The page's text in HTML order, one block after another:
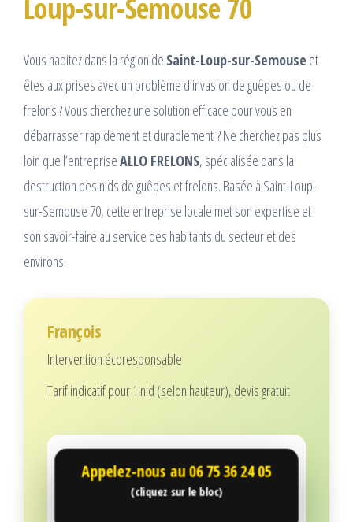
Loup-sur-Semouse 70
Vous habitez dans la région de Saint-Loup-sur-Semouse et
êtes aux prises avec un problème d’invasion de guêpes ou de
frelons ? Vous cherchez une solution efficace pour vous en
débarrasser rapidement et durablement ? Ne cherchez pas plus
loin que l’entrepriseALLO FRELONS, spécialisée dans la
destruction des nids de guêpes et frelons. Basée à Saint-Loup-
sur-Semouse 70, cette entreprise locale met son expertise et
son savoir-faire au service des habitants du secteur et des
environs.
François
Intervention écoresponsable
Tarif indicatif pour 1 nid (selon hauteur), devis gratuit
Appelez-nous au06 75 36 24 05
(cliquez sur le bloc)